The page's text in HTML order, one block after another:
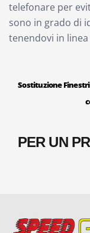
telefonare per
sono in grado di
tenendovi in
Sostituzione
PER UN